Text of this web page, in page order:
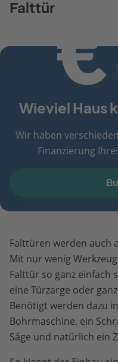
Falttür
Wieviel Haus
Wir haben
Finanzierung
Falttüren werden auch
Mit nur wenig
Falttür so ganz einfach
eine Türzarge oder
Benötigt werden dazu
Bohrmaschine, ein
Säge und natürlich ein